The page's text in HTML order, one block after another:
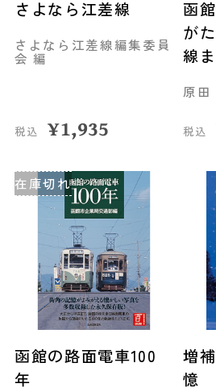
さよなら江差線
さよなら江差線編集委員
会 編
税込 ¥1,935
函
が
線
原田
税込
在庫切れ
函館の路面電車100
年
増
憶